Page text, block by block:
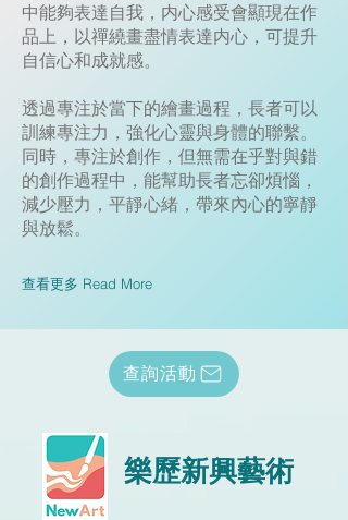
中能夠表達自我，内心感受會顯現在作
品上，以禪繞畫盡情表達内心，可提升
自信心和成就感。
透過專注於當下的繪畫過程，長者可以
訓練專注力，強化心靈與身體的聯繫。
同時，專注於創作，但無需在乎對與錯
的創作過程中，能幫助長者忘卻煩惱，
減少壓力，平靜心緒，帶來內心的寧靜
與放鬆。
查看更多 Read More
查詢活動
樂歷新興藝術